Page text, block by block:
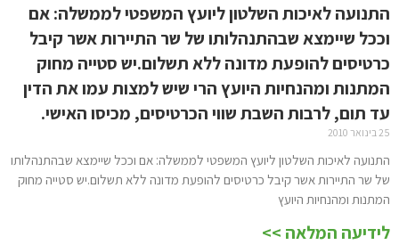
התנועה לאיכות השלטון ליועץ המשפטי לממשלה: אם
וככל שיימצא שבהתנהלותו של שר התיירות אשר קיבל
כרטיסים להופעת מדונה ללא תשלום.יש סטייה מחוק
המתנות ומהנחיות היועץ הרי שיש למצות עמו את הדין
עד תום, לרבות השבת שווי הכרטיסים, מכיסו האישי.
25 בינואר 2010
התנועה לאיכות השלטון ליועץ המשפטי לממשלה: אם וככל שיימצא שבהתנהלותו
של שר התיירות אשר קיבל כרטיסים להופעת מדונה ללא תשלום.יש סטייה מחוק
המתנות ומהנחיות היועץ
לידיעה המלאה >>